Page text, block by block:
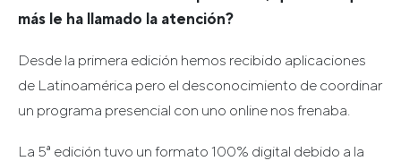
más le ha llamado la atención?
Desde la primera edición hemos recibido aplicaciones
de Latinoamérica pero el desconocimiento de coordinar
un programa presencial con uno online nos frenaba.
La 5ª edición tuvo un formato 100% digital debido a la